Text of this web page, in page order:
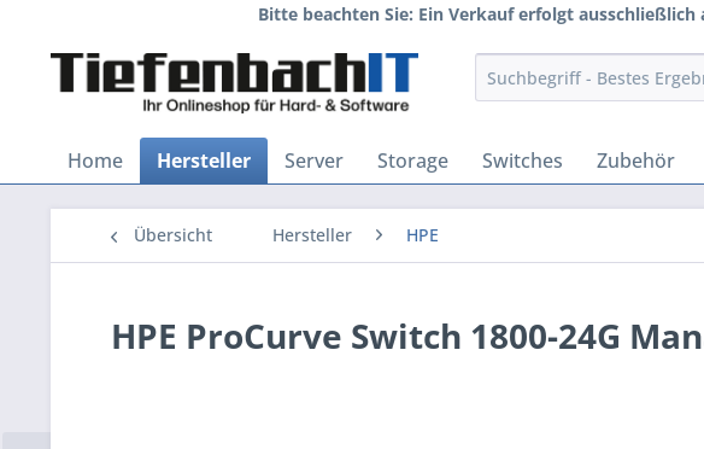
Bitte beachten Sie: Ein Verkauf erfolgt
Home Hersteller Server Storage Switches Zubehör
Übersicht Hersteller HPE
HPE ProCurve Switch 1800-24G